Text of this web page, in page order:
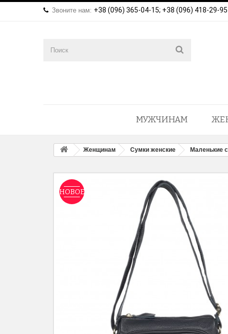
Звоните нам: +38 (096) 365-04-15; +38 (096) 418-29-95
МУЖЧИНАМ
Женщинам Сумки женские Маленькие
НОВОЕ